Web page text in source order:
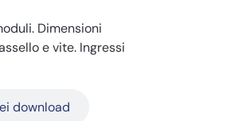
Dimensioni
e vite. Ingressi
download